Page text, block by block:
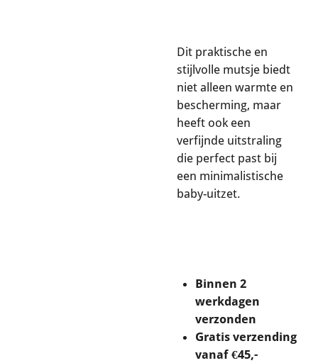
Dit praktische en
stijlvolle mutsje biedt
niet alleen warmte en
bescherming, maar
heeft ook een
verfijnde uitstraling
die perfect past bij
een minimalistische
baby-uitzet.
Binnen 2
werkdagen
verzonden
Gratis verzending
vanaf €45,-